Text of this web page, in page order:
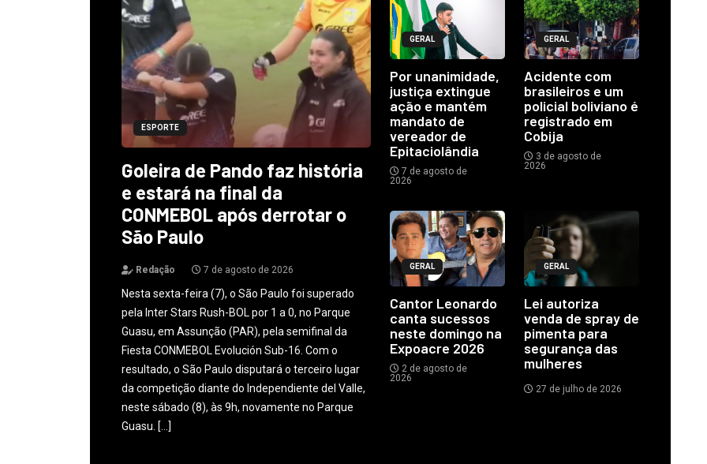
ESPORTE
Goleira de Pando faz história
e estará na final da
CONMEBOL após derrotar o
São Paulo
Redação 7 de agosto de 2026
Nesta sexta-feira (7), o São Paulo foi superado
pela Inter Stars Rush-BOL por 1 a 0, no Parque
Guasu, em Assunção (PAR), pela semifinal da
Fiesta CONMEBOL Evolución Sub-16. Com o
resultado, o São Paulo disputará o terceiro lugar
da competição diante do Independiente del Valle,
neste sábado (8), às 9h, novamente no Parque
Guasu. […]
GERAL
Por unanimidade,
justiça extingue
ação e mantém
mandato de
vereador de
Epitaciolândia
7 de agosto de
2026
GERAL
Acidente com
brasileiros e um
policial boliviano é
registrado em
Cobija
3 de agosto de
2026
GERAL
Cantor Leonardo
canta sucessos
neste domingo na
Expoacre 2026
2 de agosto de
2026
GERAL
Lei autoriza
venda de spray de
pimenta para
segurança das
mulheres
27 de julho de 2026